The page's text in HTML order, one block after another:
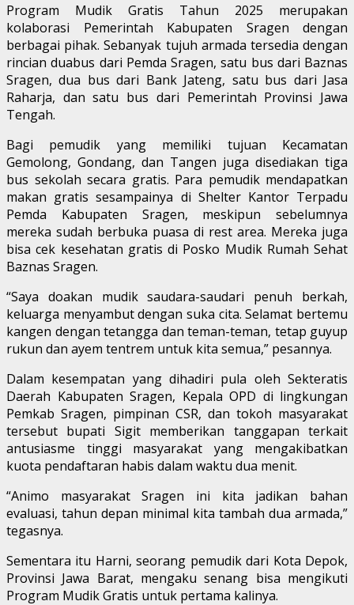
Program Mudik Gratis Tahun 2025 merupakan
kolaborasi Pemerintah Kabupaten Sragen dengan
berbagai pihak. Sebanyak tujuh armada tersedia dengan
rincian duabus dari Pemda Sragen, satu bus dari Baznas
Sragen, dua bus dari Bank Jateng, satu bus dari Jasa
Raharja, dan satu bus dari Pemerintah Provinsi Jawa
Tengah.
Bagi pemudik yang memiliki tujuan Kecamatan
Gemolong, Gondang, dan Tangen juga disediakan tiga
bus sekolah secara gratis. Para pemudik mendapatkan
makan gratis sesampainya di Shelter Kantor Terpadu
Pemda Kabupaten Sragen, meskipun sebelumnya
mereka sudah berbuka puasa di rest area. Mereka juga
bisa cek kesehatan gratis di Posko Mudik Rumah Sehat
Baznas Sragen.
“Saya doakan mudik saudara-saudari penuh berkah,
keluarga menyambut dengan suka cita. Selamat bertemu
kangen dengan tetangga dan teman-teman, tetap guyup
rukun dan ayem tentrem untuk kita semua,” pesannya.
Dalam kesempatan yang dihadiri pula oleh Sekteratis
Daerah Kabupaten Sragen, Kepala OPD di lingkungan
Pemkab Sragen, pimpinan CSR, dan tokoh masyarakat
tersebut bupati Sigit memberikan tanggapan terkait
antusiasme tinggi masyarakat yang mengakibatkan
kuota pendaftaran habis dalam waktu dua menit.
“Animo masyarakat Sragen ini kita jadikan bahan
evaluasi, tahun depan minimal kita tambah dua armada,”
tegasnya.
Sementara itu Harni, seorang pemudik dari Kota Depok,
Provinsi Jawa Barat, mengaku senang bisa mengikuti
Program Mudik Gratis untuk pertama kalinya.